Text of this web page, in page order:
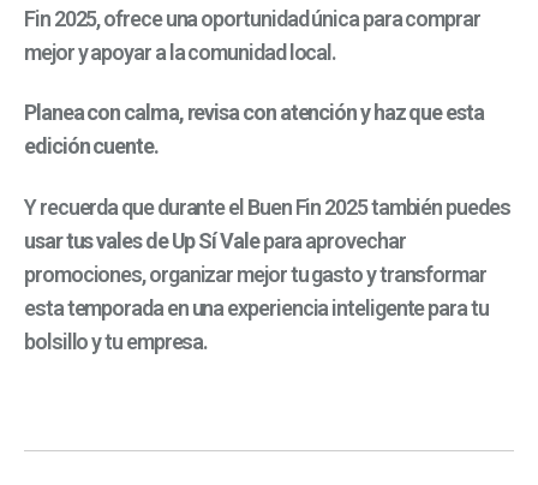
Fin 2025, ofrece una oportunidad única para comprar
mejor y apoyar a la comunidad local.
Planea con calma, revisa con atención y haz que esta
edición cuente.
Y recuerda que durante el Buen Fin 2025 también puedes
usar tus vales de Up Sí Valepara aprovechar
promociones, organizar mejor tu gasto y transformar
esta temporada en una experiencia inteligente para tu
bolsillo y tu empresa.